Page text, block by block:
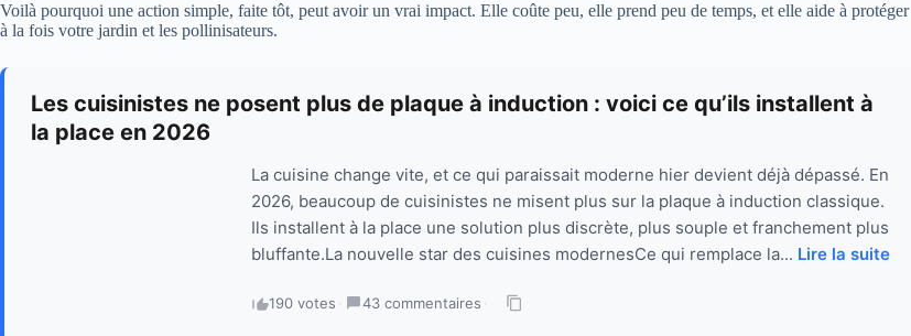
Voilà pourquoi une action simple, faite tôt, peut avoir un vrai impact. Elle coûte peu, elle prend peu de temps, et elle aide à protéger
à la fois votre jardin et les pollinisateurs.
Les cuisinistes ne posent plus de plaque à induction : voici ce qu’ils installent à
la place en 2026
La cuisine change vite, et ce qui paraissait moderne hier devient déjà dépassé. En
2026, beaucoup de cuisinistes ne misent plus sur la plaque à induction classique.
Ils installent à la place une solution plus discrète, plus souple et franchement plus
bluffante.La nouvelle star des cuisines modernesCe qui remplace la... Lire la suite
190 votes · 43 commentaires ·